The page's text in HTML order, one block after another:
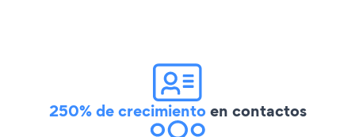
250% de crecimientoen contactos